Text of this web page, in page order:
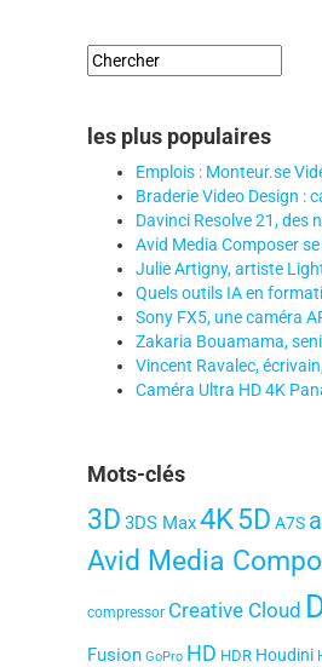
les plus populaires
Emplois : Monteur.se
Braderie Video Design :
Davinci Resolve 21, des
Avid Media Composer
Julie Artigny, artiste
Quels outils IA en
Sony FX5, une caméra
Zakaria Bouamama,
Vincent Ravalec,
Caméra Ultra HD 4K
Mots-clés
3D 3DS Max4K5D A7S
Avid Media
compressor Creative Cloud
Fusion GoPro HD HDR Houdini